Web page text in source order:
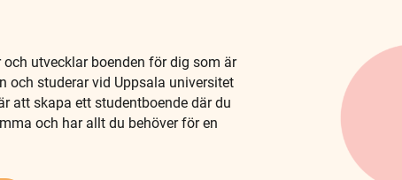
utvecklar boenden för dig som är
och studerar vid Uppsala universitet
att skapa ett studentboende där du
och har allt du behöver för en